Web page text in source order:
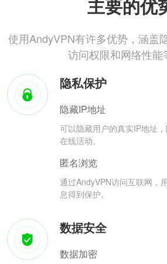
主要的优
使用AndyVPN有许多优势，涵盖
访问权限和网络性能
隐私保护
隐藏IP地址
可以隐藏用户的真实IP地址
在线活动。
匿名浏览
通过AndyVPN访问互联网，
息得到保护。
数据安全
数据加密